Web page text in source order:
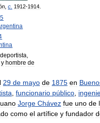
c 1912-1914
deportista,
y hombre de
29 de mayo de 1875 en
funcionario público
Jorge Chávez fue uno de
como el artífice y fundador